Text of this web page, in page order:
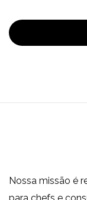
Nossa missão é